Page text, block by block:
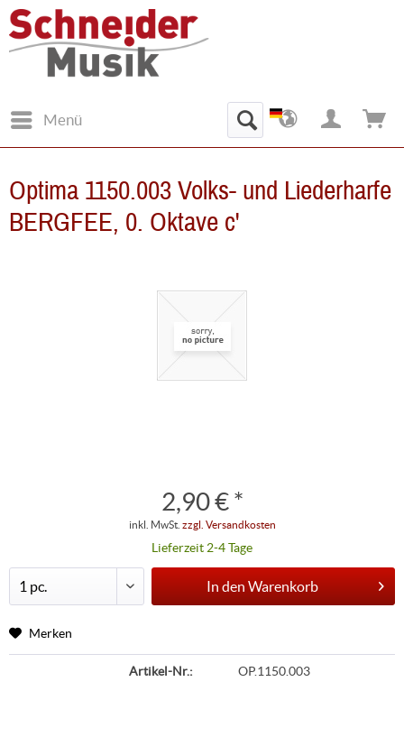
Menü
Optima 1150.003 Volks- und Liederharfe
BERGFEE, 0. Oktave c'
2,90 € *
inkl. MwSt. zzgl. Versandkosten
Lieferzeit 2-4 Tage
In den Warenkorb
Merken
Artikel-Nr.: OP.1150.003